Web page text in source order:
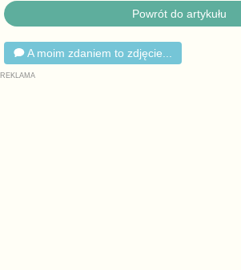
Powrót do artykułu
A moim zdaniem to zdjęcie...